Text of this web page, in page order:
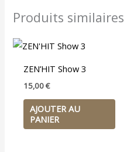
Produits similaires
ZEN’HIT Show 3
15,00€
AJOUTER AU
PANIER